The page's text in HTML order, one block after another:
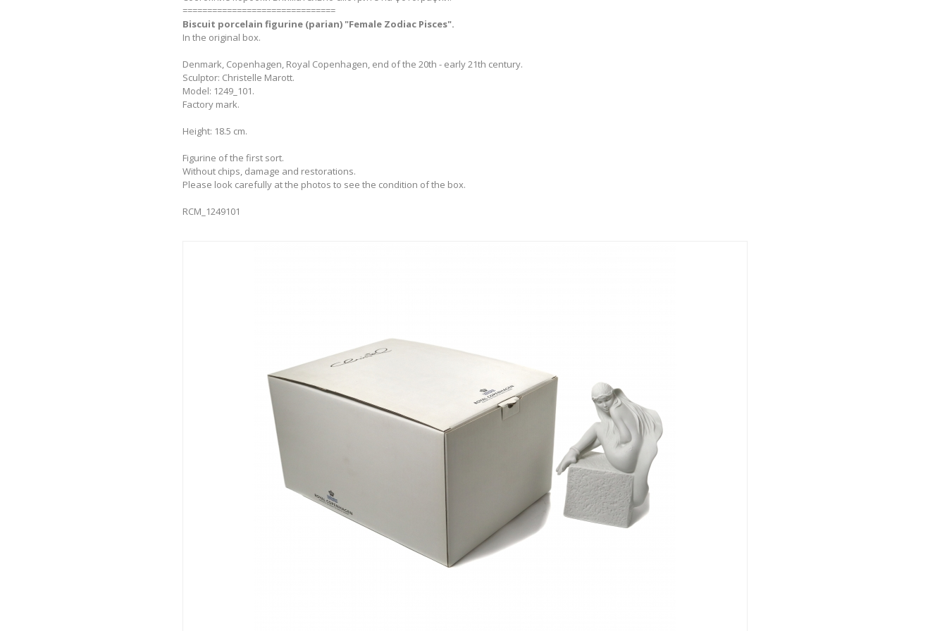
===============================
Biscuit porcelain figurine (parian) "Female Zodiac Pisces".
In the original box.
Denmark, Copenhagen, Royal Copenhagen, end of the 20th - early 21th century.
Sculptor: Christelle Marott.
Model: 1249_101.
Factory mark.
Height: 18.5 cm.
Figurine of the first sort.
Without chips, damage and restorations.
Please look carefully at the photos to see the condition of the box.
RCM_1249101